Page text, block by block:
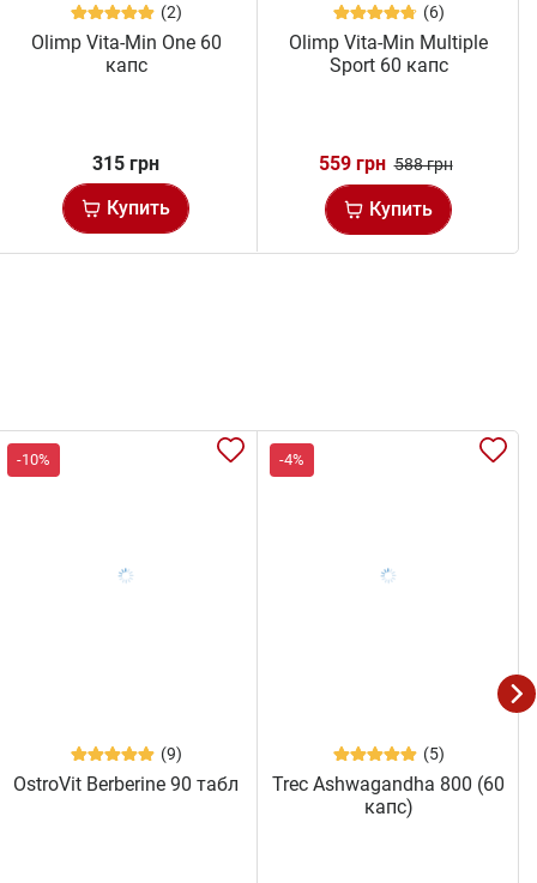
(2)
Olimp Vita-Min One 60
капс
315 грн
Купить
(6)
Olimp Vita-Min Multiple
Sport 60 капс
559 грн 588 грн
Купить
-10%
(9)
OstroVit Berberine 90 табл
-4%
(5)
Trec Ashwagandha 800 (60
капс)